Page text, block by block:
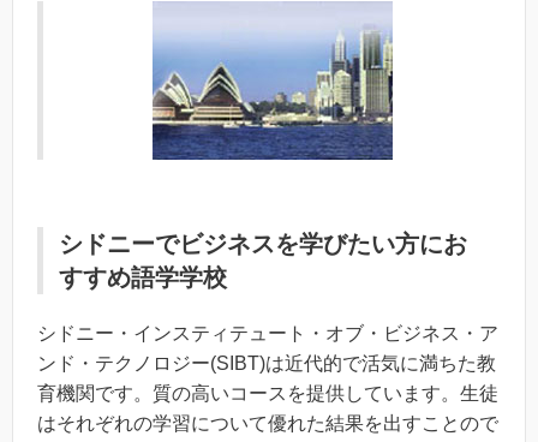
シドニーでビジネスを学びたい方にお
すすめ語学学校
シドニー・インスティテュート・オブ・ビジネス・ア
ンド・テクノロジー(SIBT)は近代的で活気に満ちた教
育機関です。質の高いコースを提供しています。生徒
はそれぞれの学習について優れた結果を出すことので